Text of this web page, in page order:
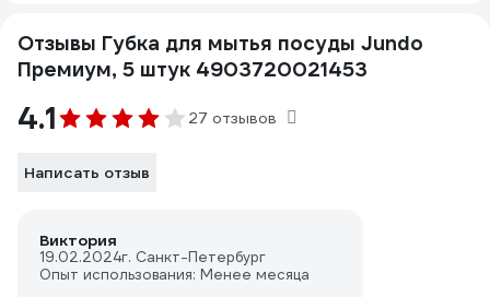
Отзывы Губка для мытья посуды Jundo
Премиум, 5 штук 4903720021453
4.1 27 отзывов
Написать отзыв
Виктория
19.02.2024г. Санкт-Петербург
Опыт использования: Менее месяца